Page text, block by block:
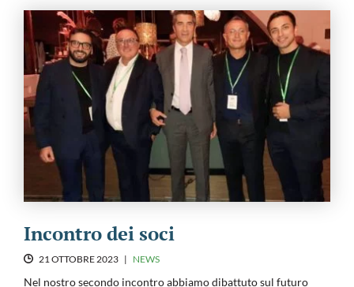
Incontro dei soci
21 OTTOBRE 2023 | NEWS
Nel nostro secondo incontro abbiamo dibattuto sul futuro